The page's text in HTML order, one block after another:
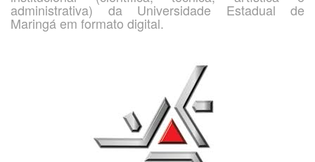
administrativa) da Universidade Estadual de
Maringá em formato digital.